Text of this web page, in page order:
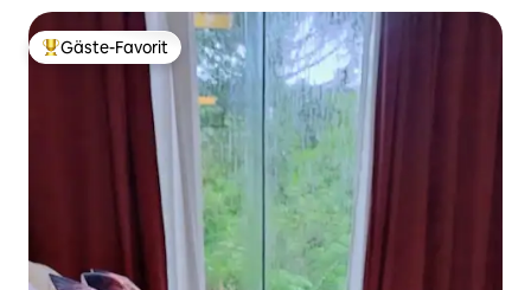
Beliebter Gäste-Favorit.
Gäste-Favorit